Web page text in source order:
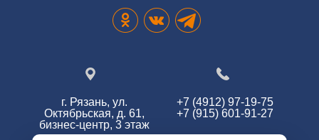
г. Рязань, ул.
Октябрьская, д. 61,
бизнес-центр, 3 этаж
+7 (4912) 97-19-75
+7 (915) 601-91-27